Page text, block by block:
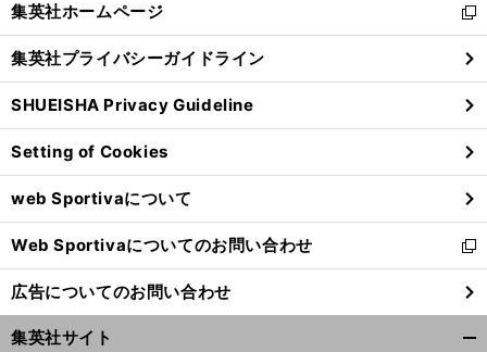
閉
る
集英社ホームページ
新
し
い
ウ
ィ
ン
ド
ウ
で
開
く
集英社プライバシーガイドライン
SHUEISHA Privacy Guideline
Setting of Cookies
web Sportivaについて
Web Sportivaについてのお問い合わせ
新
し
い
ウ
ィ
広告についてのお問い合わせ
集英社サイト